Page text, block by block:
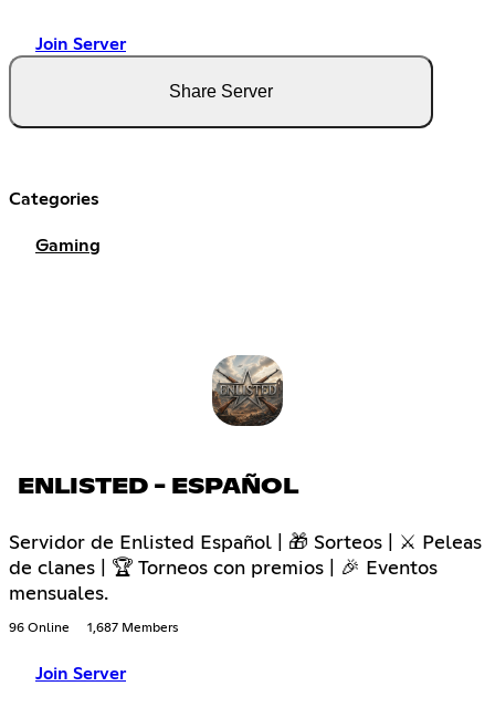
Join Server
Share Server
Categories
Gaming
ENLISTED - ESPAÑOL
Servidor de Enlisted Español | 🎁 Sorteos | ⚔ Peleas
de clanes | 🏆 Torneos con premios | 🎉 Eventos
mensuales.
96 Online 1,687 Members
Join Server